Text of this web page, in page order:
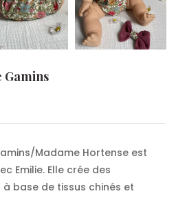
Gamins
Madame Hortense est
Emilie. Elle crée des
base de tissus chinés et